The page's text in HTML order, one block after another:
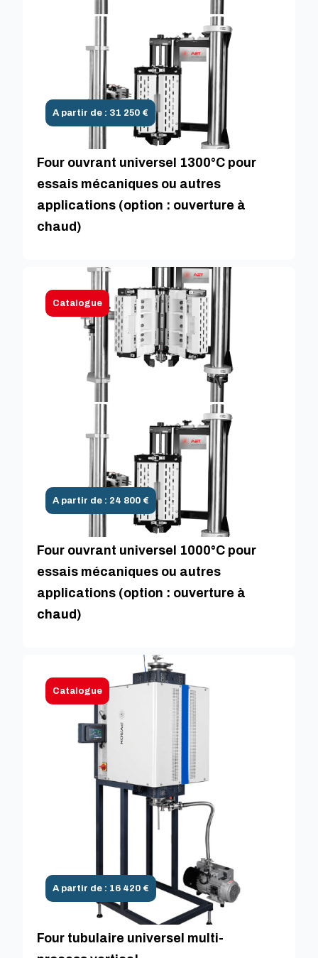
A partir de : 31 250 €
Four ouvrant universel 1300°C pour
essais mécaniques ou autres
applications (option : ouverture à
chaud)
Catalogue
A partir de : 24 800 €
Four ouvrant universel 1000°C pour
essais mécaniques ou autres
applications (option : ouverture à
chaud)
Catalogue
A partir de : 16 420 €
Four tubulaire universel multi-